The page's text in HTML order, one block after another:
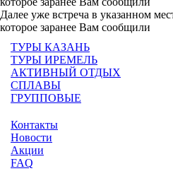
Далее уже встреча в указанном
которое заранее Вам сообщили
Контакты
Новости
Акции
FAQ
ТУРЫ КАЗАНЬ
ТУРЫ ИРЕМЕЛЬ
АКТИВНЫЙ ОТДЫХ
СПЛАВЫ
ГРУППОВЫЕ